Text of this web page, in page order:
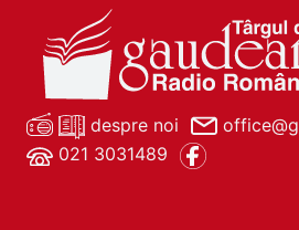
despre noi
021 3031489